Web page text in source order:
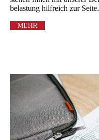
belastung hilfreich zur Seite.
MEHR